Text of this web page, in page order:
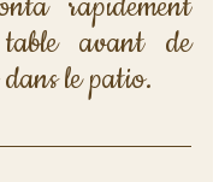
avant de
le patio.